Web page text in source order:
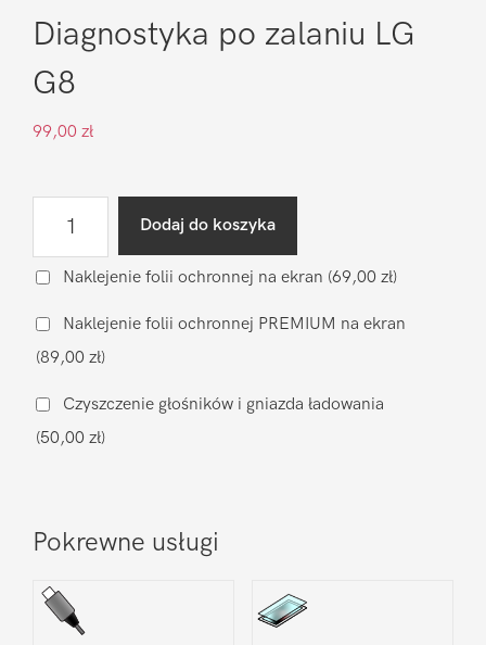
Diagnostyka po zalaniu LG
G8
99,00 zł
po
LG
G8
Dodaj do koszyka
Naklejenie folii ochronnej na ekran (69,00 zł)
Naklejenie folii ochronnej PREMIUM na ekran
(89,00 zł)
Czyszczenie głośników i gniazda ładowania
(50,00 zł)
Pokrewne usługi